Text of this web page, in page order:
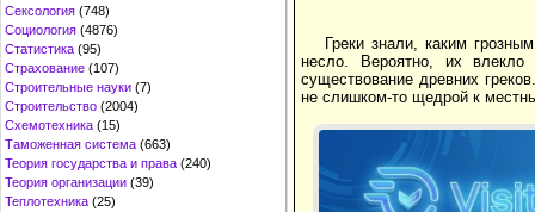
Сексология (748)
Социология (4876)
Статистика (95)
Страхование (107)
Строительные науки (7)
Строительство (2004)
Схемотехника (15)
Таможенная система (663)
Теория государства и права (240)
Теория организации (39)
Теплотехника (25)
Греки знали, каким
несло. Вероятно, их
существование древних
не слишком-то щедрой к